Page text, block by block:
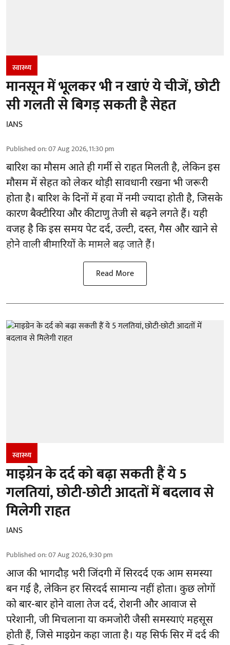
स्वास्थ्य
मानसून में भूलकर भी न खाएं ये चीजें, छोटी
सी गलती से बिगड़ सकती है सेहत
IANS
Published on:07 Aug 2026, 11:30 pm
बारिश का मौसम आते ही गर्मी से राहत मिलती है, लेकिन इस
मौसम में सेहत को लेकर थोड़ी सावधानी रखना भी जरूरी
होता है। बारिश के दिनों में हवा में नमी ज्यादा होती है, जिसके
कारण बैक्टीरिया और कीटाणु तेजी से बढ़ने लगते हैं। यही
वजह है कि इस समय पेट दर्द, उल्टी, दस्त, गैस और खाने से
होने वाली बीमारियों के मामले बढ़ जाते हैं।
Read More
स्वास्थ्य
माइग्रेन के दर्द को बढ़ा सकती हैं ये 5
गलतियां, छोटी-छोटी आदतों में बदलाव से
मिलेगी राहत
IANS
Published on:07 Aug 2026, 9:30 pm
आज की भागदौड़ भरी जिंदगी में सिरदर्द एक आम समस्या
बन गई है, लेकिन हर सिरदर्द सामान्य नहीं होता। कुछ लोगों
को बार-बार होने वालातेज दर्द, रोशनी और आवाज से
परेशानी, जी मिचलाना या कमजोरी जैसी समस्याएं महसूस
होती हैं, जिसे माइग्रेन कहा जाता है। यह सिर्फ सिर में दर्द की